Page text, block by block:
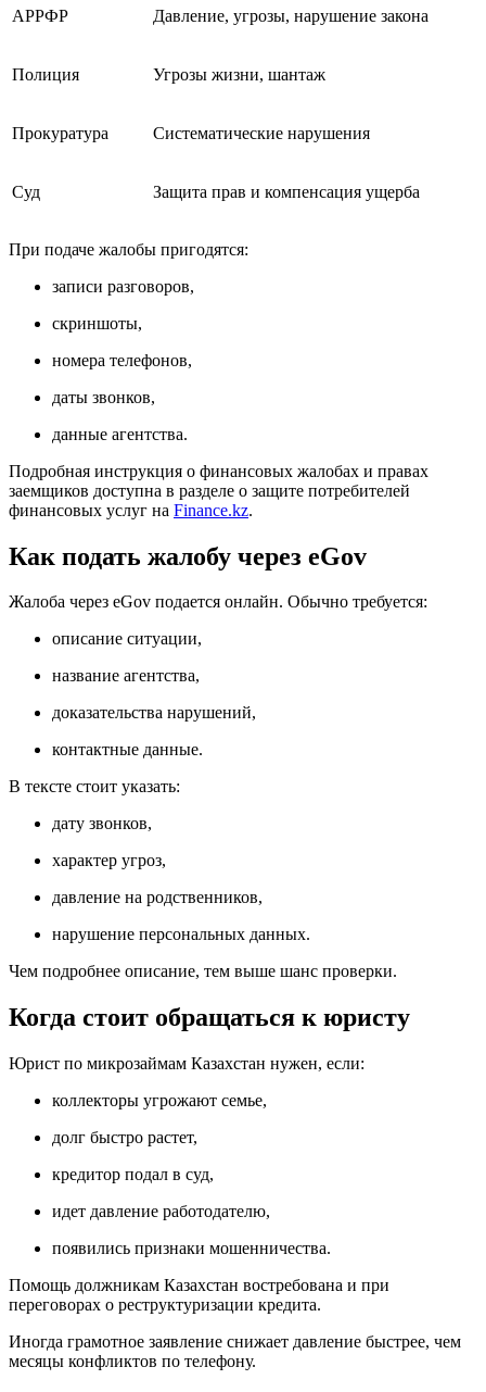
АРРФР Давление, угрозы, нарушение закона
Полиция Угрозы жизни, шантаж
Прокуратура Систематические нарушения
Суд Защита прав и компенсация ущерба
При подаче жалобы пригодятся:
записи разговоров,
скриншоты,
номера телефонов,
даты звонков,
данные агентства.
Подробная инструкция о финансовых жалобах и правах
заемщиков доступна в разделе о защите потребителей
финансовых услуг на Finance.kz.
Как подать жалобу через eGov
Жалоба через eGov подается онлайн. Обычно требуется:
описание ситуации,
название агентства,
доказательства нарушений,
контактные данные.
В тексте стоит указать:
дату звонков,
характер угроз,
давление на родственников,
нарушение персональных данных.
Чем подробнее описание, тем выше шанс проверки.
Когда стоит обращаться к юристу
Юрист по микрозаймам Казахстан нужен, если:
коллекторы угрожают семье,
долг быстро растет,
кредитор подал в суд,
идет давление работодателю,
появились признаки мошенничества.
Помощь должникам Казахстан востребована и при
переговорах о реструктуризации кредита.
Иногда грамотное заявление снижает давление быстрее, чем
месяцы конфликтов по телефону.